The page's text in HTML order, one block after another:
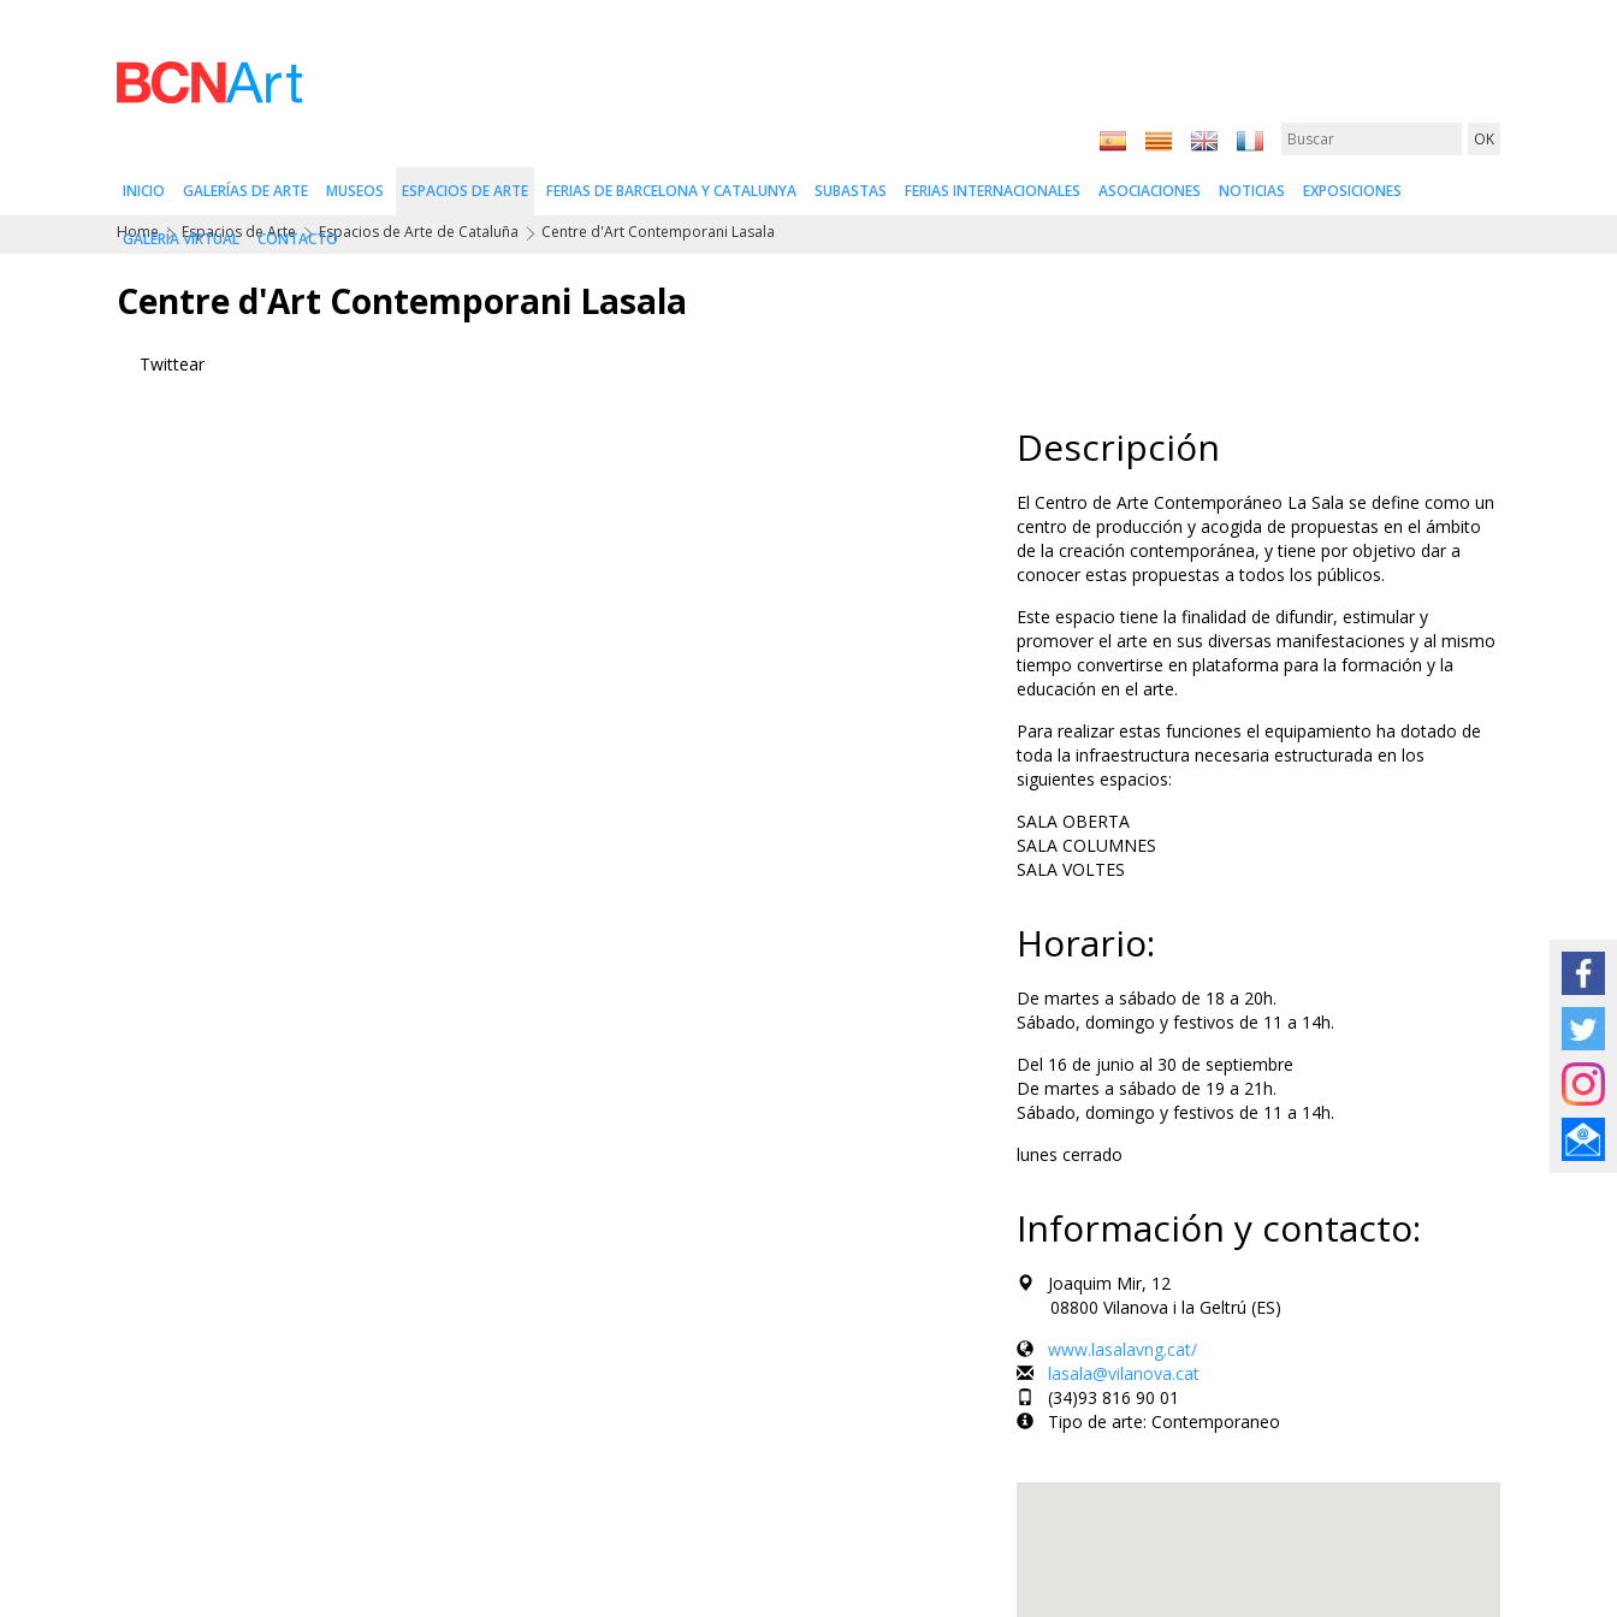
INICIO GALERÍAS DE ARTE MUSEOS ESPACIOS DE ARTE FERIAS DE BARCELONA Y CATALUNYA SUBASTAS FERIAS INTERNACIONALES ASOCIACIONES NOTICIAS EXPOSICIONES
GALERÍA VIRTUAL CONTACTO
Home Espacios de Arte Espacios de Arte de Cataluña Centre d'Art Contemporani Lasala
Centre d'Art Contemporani Lasala
Twittear
Descripción
El Centro de Arte Contemporáneo La Sala se define como un
centro de producción y acogida de propuestas en el ámbito
de la creación contemporánea, y tiene por objetivo dar a
conocer estas propuestas a todos los públicos.
Este espacio tiene la finalidad de difundir, estimular y
promover el arte en sus diversas manifestaciones y al mismo
tiempo convertirse en plataforma para la formación y la
educación en el arte.
Para realizar estas funciones el equipamiento ha dotado de
toda la infraestructura necesaria estructurada en los
siguientes espacios:
SALA OBERTA
SALA COLUMNES
SALA VOLTES
Horario:
De martes a sábado de 18 a 20h.
Sábado, domingo y festivos de 11 a 14h.
Del 16 de junio al 30 de septiembre
De martes a sábado de 19 a 21h.
Sábado, domingo y festivos de 11 a 14h.
lunes cerrado
Información y contacto:
Joaquim Mir, 12
08800 Vilanova i la Geltrú (ES)
www.lasalavng.cat/
lasala@vilanova.cat
(34)93 816 90 01
Tipo de arte: Contemporaneo